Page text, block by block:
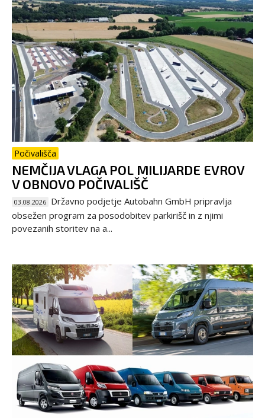
Počivališča
NEMČIJA VLAGA POL MILIJARDE EVROV
V OBNOVO POČIVALIŠČ
03.08.2026 Državno podjetje Autobahn GmbH pripravlja
obsežen program za posodobitev parkirišč in z njimi
povezanih storitev na a...